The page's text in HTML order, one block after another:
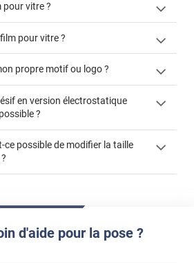
pour vitre ?
cet article
pour vitre ?
enlever et stocker
pour vitre
propre motif ou logo ?
en version électrostatique
?
ce possible de modifier la taille
d'aide pour la pose ?